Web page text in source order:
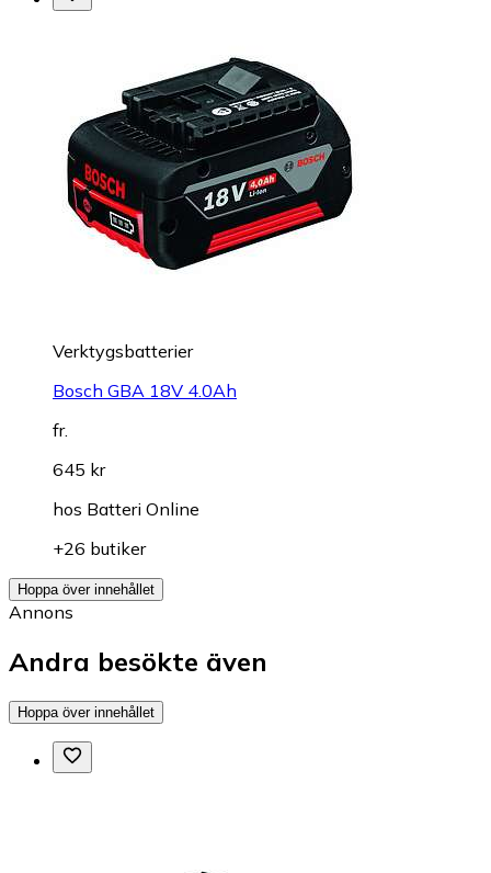
Verktygsbatterier
Bosch GBA 18V 4.0Ah
fr.
645 kr
hos Batteri Online
+26 butiker
Hoppa över innehållet
Annons
Andra besökte även
Hoppa över innehållet